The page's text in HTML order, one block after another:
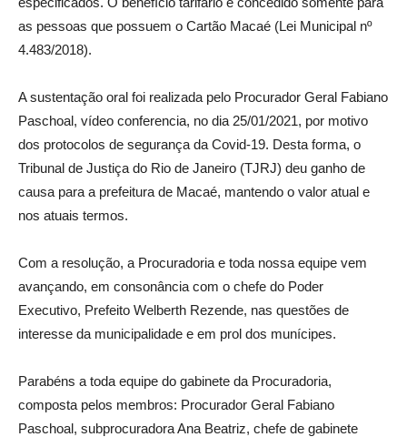
as pessoas que possuem o Cartão Macaé (Lei Municipal nº
4.483/2018).
A sustentação oral foi realizada pelo Procurador Geral Fabiano
Paschoal, vídeo conferencia, no dia 25/01/2021, por motivo
dos protocolos de segurança da Covid-19. Desta forma, o
Tribunal de Justiça do Rio de Janeiro (TJRJ) deu ganho de
causa para a prefeitura de Macaé, mantendo o valor atual e
nos atuais termos.
Com a resolução, a Procuradoria e toda nossa equipe vem
avançando, em consonância com o chefe do Poder
Executivo, Prefeito Welberth Rezende, nas questões de
interesse da municipalidade e em prol dos munícipes.
Parabéns a toda equipe do gabinete da Procuradoria,
composta pelos membros: Procurador Geral Fabiano
Paschoal, subprocuradora Ana Beatriz, chefe de gabinete